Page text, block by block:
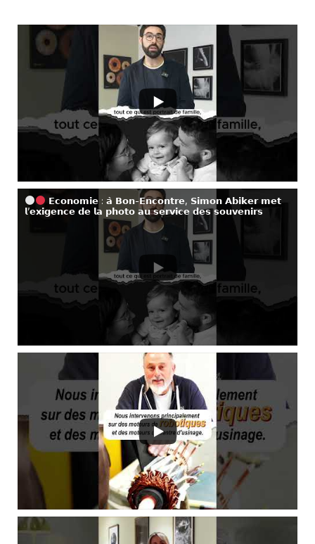
𝗘𝗰𝗼𝗻𝗼𝗺𝗶𝗲 : 𝗮̀ 𝗕𝗼𝗻-𝗘𝗻𝗰𝗼𝗻𝘁𝗿𝗲, 𝗦𝗶𝗺𝗼𝗻 𝗔𝗯𝗶𝗸𝗲𝗿 𝗺𝗲𝘁
𝗹’𝗲𝘅𝗶𝗴𝗲𝗻𝗰𝗲 𝗱𝗲 𝗹𝗮 𝗽𝗵𝗼𝘁𝗼 𝗮𝘂 𝘀𝗲𝗿𝘃𝗶𝗰𝗲 𝗱𝗲𝘀 𝘀𝗼𝘂𝘃𝗲𝗻𝗶𝗿𝘀